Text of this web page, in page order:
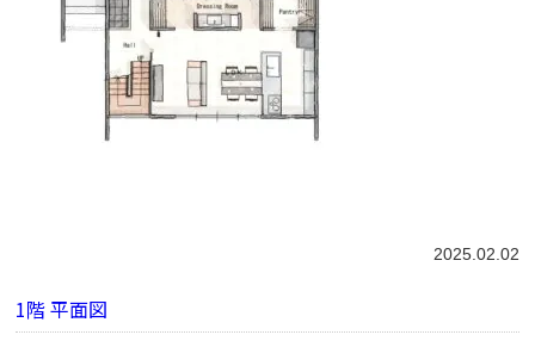
2025.02.02
1階 平面図